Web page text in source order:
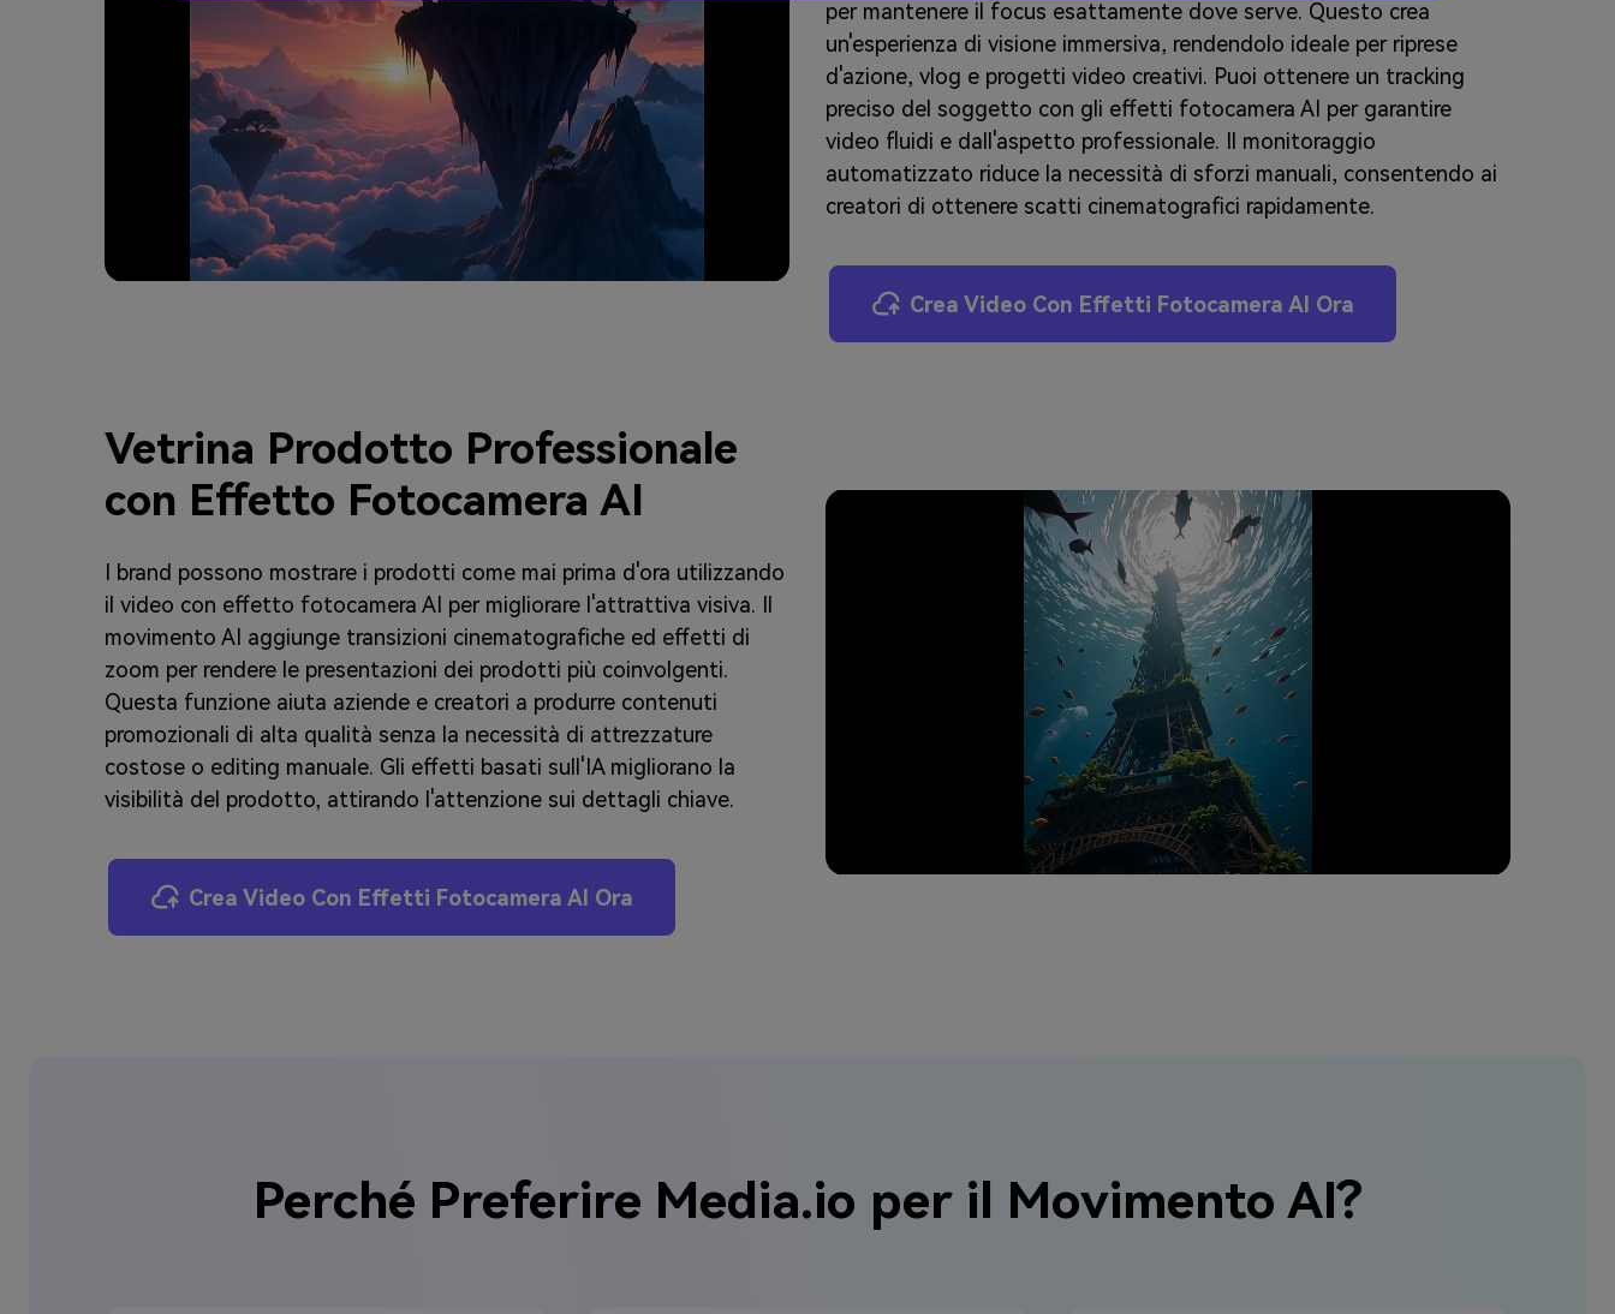
per mantenere il focus esattamente dove serve. Questo crea
un'esperienza di visione immersiva, rendendolo ideale per riprese
d'azione, vlog e progetti video creativi. Puoi ottenere un tracking
preciso del soggetto con gli effetti fotocamera AI per garantire
video fluidi e dall'aspetto professionale. Il monitoraggio
automatizzato riduce la necessità di sforzi manuali, consentendo ai
creatori di ottenere scatti cinematografici rapidamente.
Crea Video Con Effetti Fotocamera AI Ora
Vetrina Prodotto Professionale
con Effetto Fotocamera AI
I brand possono mostrare i prodotti come mai prima d'ora utilizzando
il video con effetto fotocamera AI per migliorare l'attrattiva visiva. Il
movimento AI aggiunge transizioni cinematografiche ed effetti di
zoom per rendere le presentazioni dei prodotti più coinvolgenti.
Questa funzione aiuta aziende e creatori a produrre contenuti
promozionali di alta qualità senza la necessità di attrezzature
costose o editing manuale. Gli effetti basati sull'IA migliorano la
visibilità del prodotto, attirando l'attenzione sui dettagli chiave.
Crea Video Con Effetti Fotocamera AI Ora
Perché Preferire Media.io per il Movimento AI?